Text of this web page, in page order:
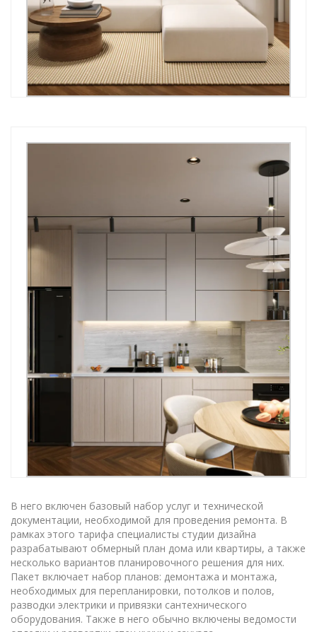
В него включен базовый набор услуг и технической
документации, необходимой для проведения ремонта. В
рамках этого тарифа специалисты студии дизайна
разрабатывают обмерный план дома или квартиры, а также
несколько вариантов планировочного решения для них.
Пакет включает набор планов: демонтажа и монтажа,
необходимых для перепланировки, потолков и полов,
разводки электрики и привязки сантехнического
оборудования. Также в него обычно включены ведомости